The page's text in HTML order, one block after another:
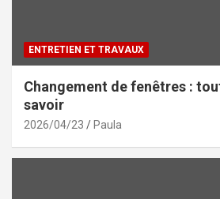
ENTRETIEN ET TRAVAUX
Changement de fenêtres :
savoir
2026/04/23 Paula